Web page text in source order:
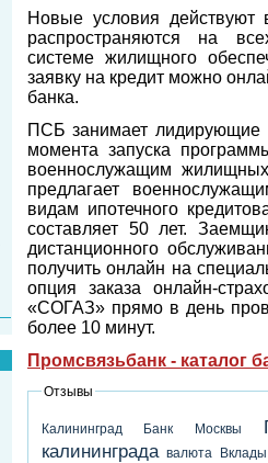
Новые условия действуют
распространяются на
системе жилищного
заявку на кредит можно
банка.
ПСБ занимает лидирующие
момента запуска
военнослужащим
предлагает
видам ипотечного
составляет 50 лет.
дистанционного
получить онлайн на
опция заказа онлайн-
«СОГАЗ» прямо в день
более 10 минут.
Промсвязьбанк - каталог
Отзывы
Калининград Банк Москвы
калининграда валюта